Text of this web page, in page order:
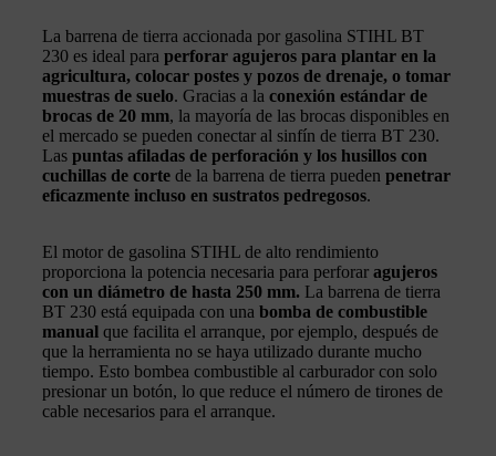
La barrena de tierra accionada por gasolina STIHL BT
230 es ideal para perforar agujeros para plantar en la
agricultura, colocar postes y pozos de drenaje, o tomar
muestras de suelo. Gracias a la conexión estándar de
brocas de 20 mm, la mayoría de las brocas disponibles en
el mercado se pueden conectar al sinfín de tierra BT 230.
Las puntas afiladas de perforación y los husillos con
cuchillas de corte de la barrena de tierra pueden penetrar
eficazmente incluso en sustratos pedregosos.
El motor de gasolina STIHL de alto rendimiento
proporciona la potencia necesaria para perforar agujeros
con un diámetro de hasta 250 mm. La barrena de tierra
BT 230 está equipada con una bomba de combustible
manual que facilita el arranque, por ejemplo, después de
que la herramienta no se haya utilizado durante mucho
tiempo. Esto bombea combustible al carburador con solo
presionar un botón, lo que reduce el número de tirones de
cable necesarios para el arranque.